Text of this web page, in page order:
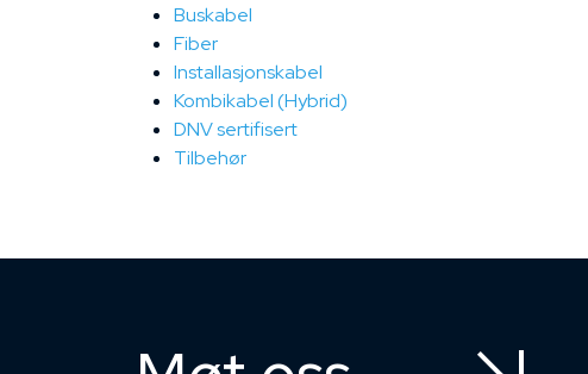
Buskabel
Fiber
Installasjonskabel
Kombikabel (Hybrid)
DNV sertifisert
Tilbehør